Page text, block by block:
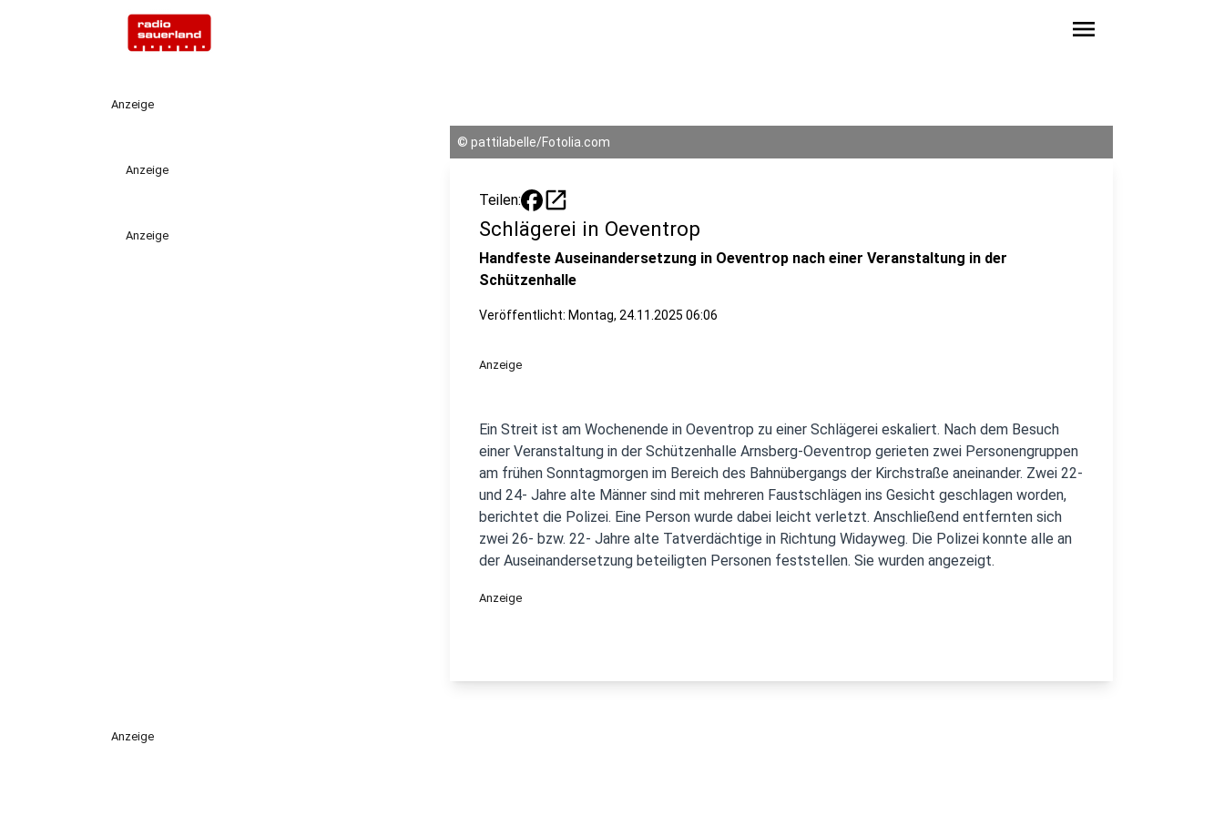
menu
Anzeige
Anzeige
Anzeige
© pattilabelle/Fotolia.com
Teilen: open_in_new
Schlägerei in Oeventrop
Handfeste Auseinandersetzung in Oeventrop nach einer Veranstaltung in der
Schützenhalle
Veröffentlicht: Montag, 24.11.2025 06:06
Anzeige
Ein Streit ist am Wochenende in Oeventrop zu einer Schlägerei eskaliert. Nach dem Besuch
einer Veranstaltung in der Schützenhalle Arnsberg-Oeventrop gerieten zwei Personengruppen
am frühen Sonntagmorgen im Bereich des Bahnübergangs der Kirchstraße aneinander. Zwei 22-
und 24- Jahre alte Männer sind mit mehreren Faustschlägen ins Gesicht geschlagen worden,
berichtet die Polizei. Eine Person wurde dabei leicht verletzt. Anschließend entfernten sich
zwei 26- bzw. 22- Jahre alte Tatverdächtige in Richtung Widayweg. Die Polizei konnte alle an
der Auseinandersetzung beteiligten Personen feststellen. Sie wurden angezeigt.
Anzeige
Anzeige